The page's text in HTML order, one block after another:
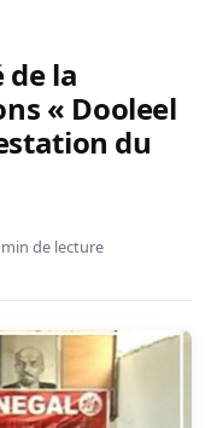
de la
« Dooleel
du
de lecture